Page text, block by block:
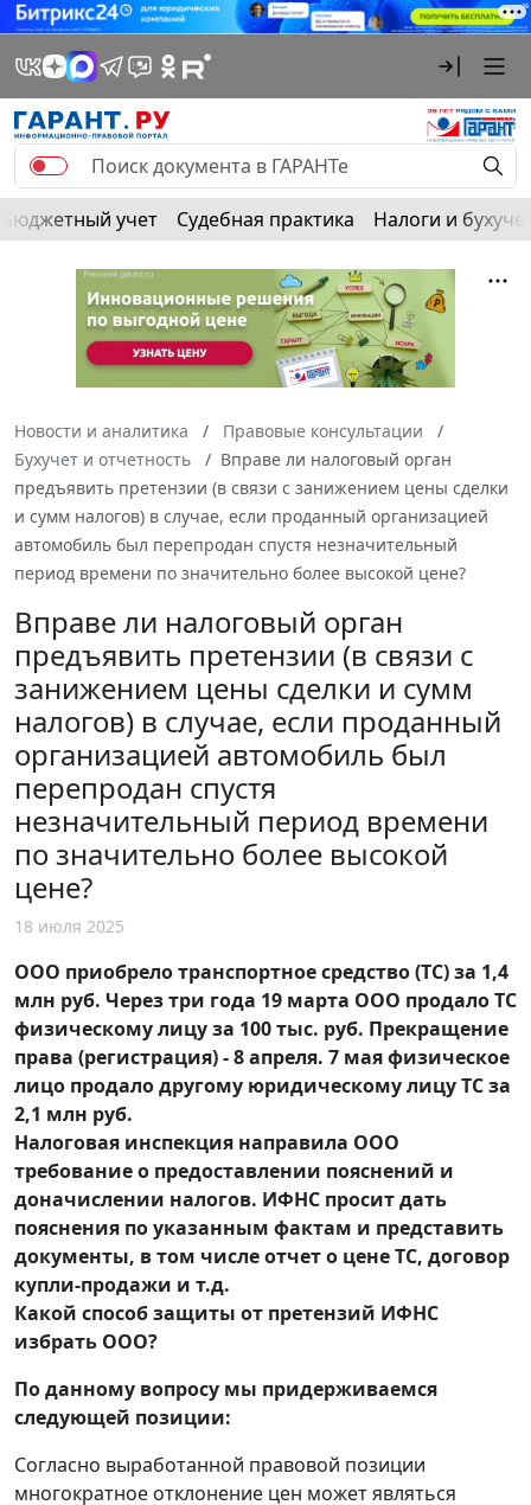
Бюджетный учет Судебная практика Налоги и
Новости и аналитика
Правовые консультации
Бухучет и отчетность
Вправе ли налоговый орган
предъявить претензии (в связи с занижением цены сделки
и сумм налогов) в случае, если проданный организацией
автомобиль был перепродан спустя незначительный
период времени по значительно более высокой цене?
Вправе ли налоговый орган
предъявить претензии (в связи с
занижением цены сделки и сумм
налогов) в случае, если проданный
организацией автомобиль был
перепродан спустя
незначительный период времени
по значительно более высокой
цене?
18 июля 2025
ООО приобрело транспортное средство (ТС) за 1,4
млн руб. Через три года 19 марта ООО продало ТС
физическому лицу за 100 тыс. руб. Прекращение
права (регистрация) - 8 апреля. 7 мая физическое
лицо продало другому юридическому лицу ТС за
2,1 млн руб.
Налоговая инспекция направила ООО
требование о предоставлении пояснений и
доначислении налогов. ИФНС просит дать
пояснения по указанным фактам и представить
документы, в том числе отчет о цене ТС, договор
купли-продажи и т.д.
Какой способ защиты от претензий ИФНС
избрать ООО?
По данному вопросу мы придерживаемся
следующей позиции:
Согласно выработанной правовой позиции
многократное отклонение цен может являться